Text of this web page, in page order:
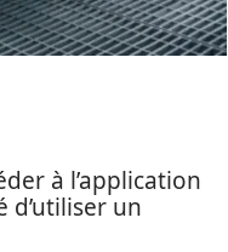
à l’application
un